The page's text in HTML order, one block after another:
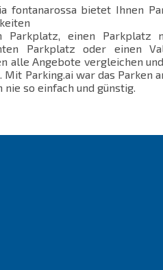
fontanarossa bietet Ihnen
Parkplatz, einen Parkplatz
Parkplatz oder einen
alle Angebote vergleichen
Parking.ai war das Parken
so einfach und günstig.